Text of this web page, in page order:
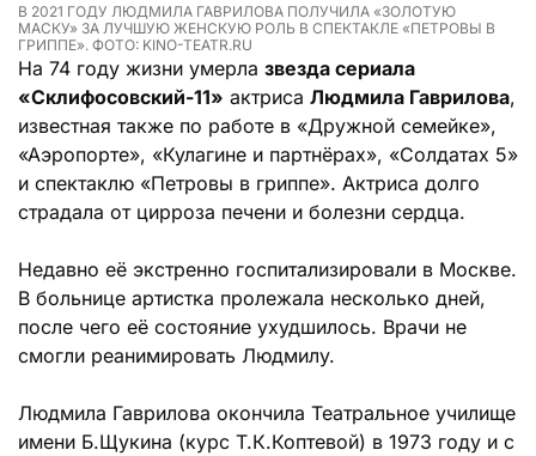
В 2021 ГОДУ ЛЮДМИЛА ГАВРИЛОВА ПОЛУЧИЛА «ЗОЛОТУЮ
МАСКУ» ЗА ЛУЧШУЮ ЖЕНСКУЮ РОЛЬ В СПЕКТАКЛЕ «ПЕТРОВЫ В
ГРИППЕ». ФОТО: KINO-TEATR.RU
На 74 году жизни умерла звезда сериала
«Склифосовский-11» актриса Людмила Гаврилова,
известная также по работе в «Дружной семейке»,
«Аэропорте», «Кулагине и партнёрах», «Солдатах 5»
и спектаклю «Петровы в гриппе». Актриса долго
страдала от цирроза печени и болезни сердца.
Недавно её экстренно госпитализировали в Москве.
В больнице артистка пролежала несколько дней,
после чего её состояние ухудшилось. Врачи не
смогли реанимировать Людмилу.
Людмила Гаврилова окончила Театральное училище
имени Б.Щукина (курс Т.К.Коптевой) в 1973 году и с